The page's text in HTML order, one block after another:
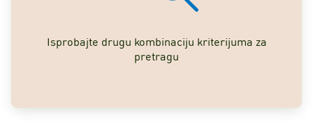
Isprobajte drugu kombinaciju kriterijuma za
pretragu